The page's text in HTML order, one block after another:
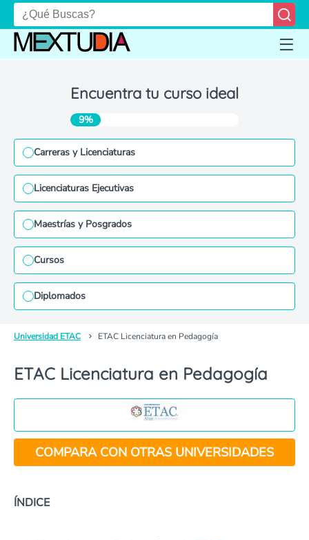
Encuentra tu curso ideal
9%
Carreras y Licenciaturas
Licenciaturas Ejecutivas
Maestrías y Posgrados
Cursos
Diplomados
Universidad ETAC ETAC Licenciatura en Pedagogía
ETAC Licenciatura en Pedagogía
COMPARA CON OTRAS UNIVERSIDADES
ÍNDICE